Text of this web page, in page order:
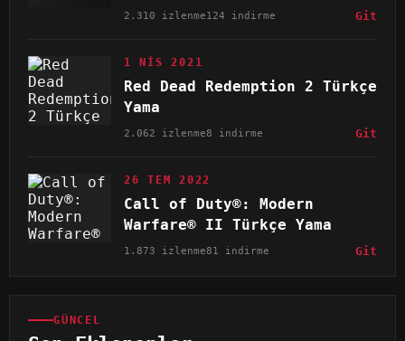
2.310 izlenme124 indirme Git
1 NIS 2021
Red Dead Redemption 2 Türkçe
Yama
2.062 izlenme8 indirme Git
26 TEM 2022
Call of Duty®: Modern
Warfare® II Türkçe Yama
1.873 izlenme81 indirme Git
GÜNCEL